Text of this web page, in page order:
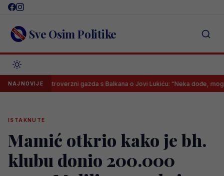
Skip
content Sve Osim Politike
NAJNOVIJE
Kontroverzni gazda s Balkana o Jovi Lukiću: “Neka dođe, mogu mu
ISTAKNUTE
Mamić otkrio kako je bh.
klubu donio 200.000